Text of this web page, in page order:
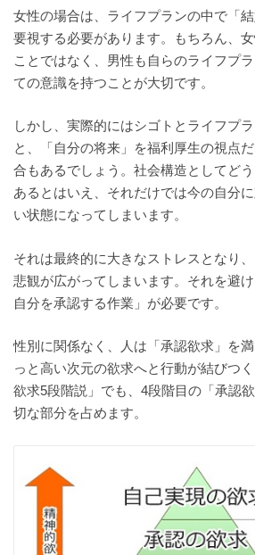
女性の場合は、ライフプランの中で「
要視する必要があります。もちろん、
ことではなく、男性も自らのライフプ
ての意識を持つことが大切です。
しかし、実際的にはシゴトとライフプ
と、「自分の将来」を福利厚生の視点
合もあるでしょう。社会構造としてど
あるとはいえ、それだけでは今の自分
い状態になってしまいます。
それは最終的に大きなストレスとなり
悲観が広がってしまいます。それを避
自分を承認する作業」が必要です。
性別に関係なく、人は「承認欲求」を
っと高い次元の欲求へと行動が結びつ
欲求5段階説」でも、4段階目の「承認
切な部分を占めます。